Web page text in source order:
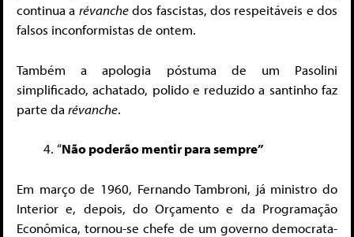
continua a révanchedos fascistas, dos respeitáveis e dos
falsos inconformistas de ontem.
Também a apologia póstuma de um Pasolini
simplificado, achatado, polido e reduzido a santinho faz
parte da révanche.
“Não poderão mentir para sempre”
Em março de 1960, Fernando Tambroni, já ministro do
Interior e, depois, do Orçamento e da Programação
Econômica, tornou-se chefe de um governo democrata-